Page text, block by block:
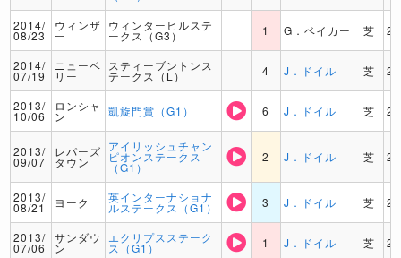
2014/
08/23
ウィンザ
ー
ウィンターヒルステ
ークス（G3） 1 G．ベイカー 芝
2014/
07/19
ニューベ
リー
スティーブントンス
テークス（L） 4 J．ドイル 芝
2013/
10/06
ロンシャ
ン 凱旋門賞（G1） 6 J．ドイル 芝
2013/
09/07
レパーズ
タウン
アイリッシュチャン
ピオンステークス
（G1）
2 J．ドイル 芝
2013/
08/21 ヨーク 英インターナショナ
ルステークス（G1） 3 J．ドイル 芝
2013/
07/06
サンダウ
ン
エクリプスステーク
ス（G1） 1 J．ドイル 芝